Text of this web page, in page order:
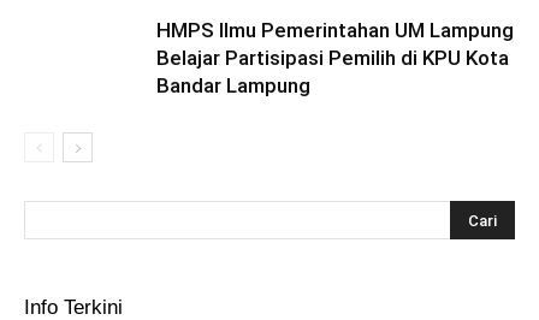
HMPS Ilmu Pemerintahan UM Lampung
Belajar Partisipasi Pemilih di KPU Kota
Bandar Lampung
Info Terkini